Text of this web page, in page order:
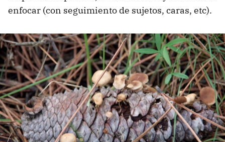
enfocar (con seguimiento de sujetos, caras, etc).